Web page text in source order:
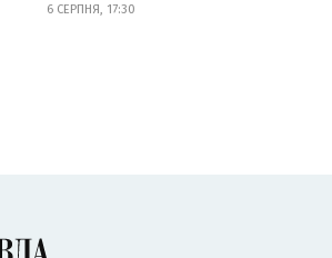
6 СЕРПНЯ, 17:30